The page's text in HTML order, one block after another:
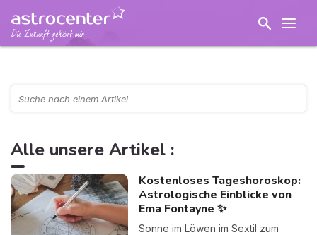
Alle unsere Artikel :
Kostenloses Tageshoroskop:
Astrologische Einblicke von
Ema Fontayne ✨
Sonne im Löwen im Sextil zum